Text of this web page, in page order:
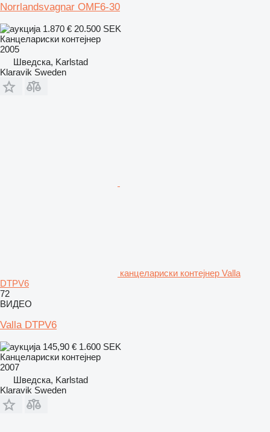
Norrlandsvagnar OMF6-30
1.870 € 20.500 SEK
Канцелариски контејнер
2005
Шведска, Karlstad
Klaravik Sweden
канцелариски контејнер Valla
DTPV6
72
ВИДЕО
Valla DTPV6
145,90 € 1.600 SEK
Канцелариски контејнер
2007
Шведска, Karlstad
Klaravik Sweden